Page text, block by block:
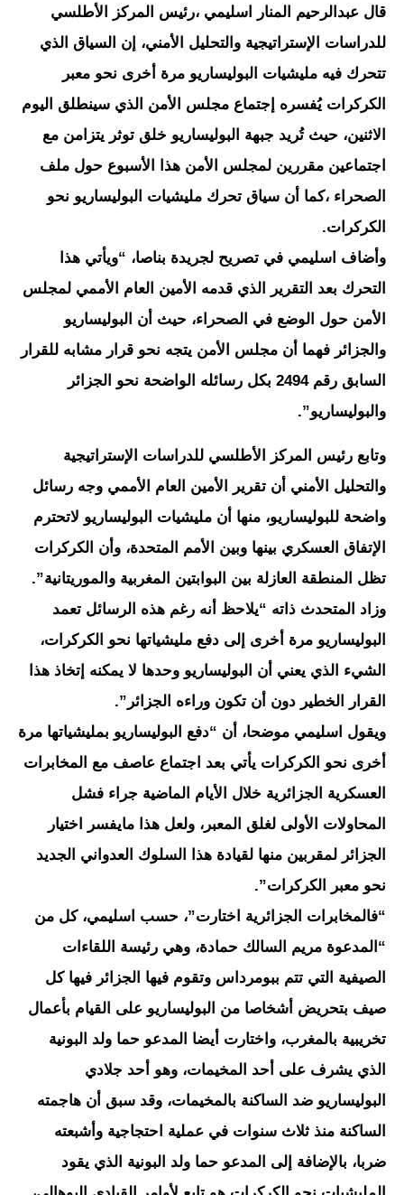
قال عبدالرحيم المنار اسليمي ،رئيس المركز الأطلسي
للدراسات الإستراتيجية والتحليل الأمني، إن السياق الذي
تتحرك فيه مليشيات البوليساريو مرة أخرى نحو معبر
الكركرات يُفسره إجتماع مجلس الأمن الذي سينطلق اليوم
الاثنين، حيث تُريد جبهة البوليساريو خلق توثر يتزامن مع
اجتماعين مقررين لمجلس الأمن هذا الأسبوع حول ملف
الصحراء ،كما أن سياق تحرك مليشيات البوليساريو نحو
الكركرات.
وأضاف اسليمي في تصريح لجريدة بناصا، “ويأتي هذا
التحرك بعد التقرير الذي قدمه الأمين العام الأممي لمجلس
الأمن حول الوضع في الصحراء، حيث أن البوليساريو
والجزائر فهما أن مجلس الأمن يتجه نحو قرار مشابه للقرار
السابق رقم 2494 بكل رسائله الواضحة نحو الجزائر
والبوليساريو”.
وتابع رئيس المركز الأطلسي للدراسات الإستراتيجية
والتحليل الأمني أن تقرير الأمين العام الأممي وجه رسائل
واضحة للبوليساريو، منها أن مليشيات البوليساريو لاتحترم
الإتفاق العسكري بينها وبين الأمم المتحدة، وأن الكركرات
تظل المنطقة العازلة بين البوابتين المغربية والموريتانية”.
وزاد المتحدث ذاته “يلاحظ أنه رغم هذه الرسائل تعمد
البوليساريو مرة أخرى إلى دفع مليشياتها نحو الكركرات،
الشيء الذي يعني أن البوليساريو وحدها لا يمكنه إتخاذ هذا
القرار الخطير دون أن تكون وراءه الجزائر”.
ويقول اسليمي موضحا، أن “دفع البوليساريو بمليشياتها مرة
أخرى نحو الكركرات يأتي بعد اجتماع عاصف مع المخابرات
العسكرية الجزائرية خلال الأيام الماضية جراء فشل
المحاولات الأولى لغلق المعبر، ولعل هذا مايفسر اختيار
الجزائر لمقربين منها لقيادة هذا السلوك العدواني الجديد
نحو معبر الكركرات”.
“فالمخابرات الجزائرية اختارت”، حسب اسليمي، كل من
“المدعوة مريم السالك حمادة، وهي رئيسة اللقاءات
الصيفية التي تتم ببومرداس وتقوم فيها الجزائر فيها كل
صيف بتحريض أشخاصا من البوليساريو على القيام بأعمال
تخريبية بالمغرب، واختارت أيضا المدعو حما ولد البونية
الذي يشرف على أحد المخيمات، وهو أحد جلادي
البوليساريو ضد الساكنة بالمخيمات، وقد سبق أن هاجمته
الساكنة منذ ثلاث سنوات في عملية احتجاجية وأشبعته
ضربا، بالإضافة إلى المدعو حما ولد البونية الذي يقود